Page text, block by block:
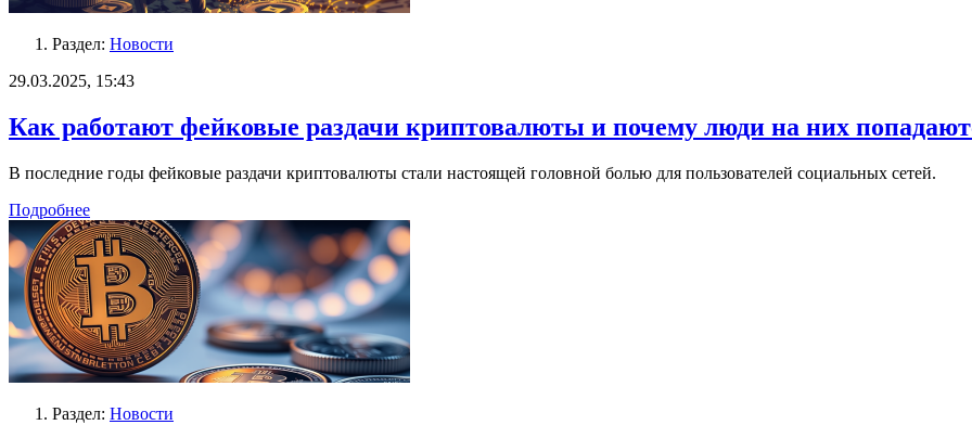
Раздел: Новости
29.03.2025, 15:43
Как работают фейковые раздачи криптовалюты и почему люди на них
В последние годы фейковые раздачи криптовалюты стали настоящей головной болью для пользователей социальных сетей.
Подробнее
Раздел: Новости